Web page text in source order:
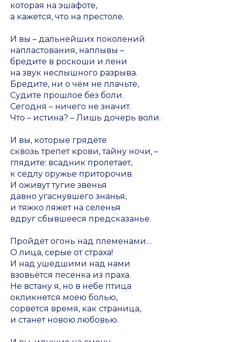
которая на эшафоте,
а кажется, что на престоле.
И вы – дальнейших поколений
напластования, наплывы –
бредите в роскоши и лени
на звук неслышного разрыва.
Бредите, ни о чём не плачьте,
Судите прошлое без боли.
Сегодня – ничего не значит.
Что – истина? – Лишь дочерь воли.
И вы, которые грядёте
сквозь трепет крови, тайну ночи, –
глядите: всадник пролетает,
к седлу оружье приторочив.
И оживут тугие звенья
давно угаснувшего знанья,
и тяжко ляжет на селенья
вдруг сбывшееся предсказанье.
Пройдёт огонь над племенами…
О лица, серые от страха!
И над ушедшими над нами
взовьётся песенка из праха.
Не встану я, но в небе птица
окликнется моею болью,
сорвётся время, как страница,
и станет новою любовью.